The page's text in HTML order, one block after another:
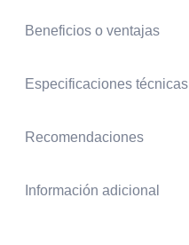
Beneficios o ventajas
Especificaciones técnicas
Recomendaciones
Información adicional